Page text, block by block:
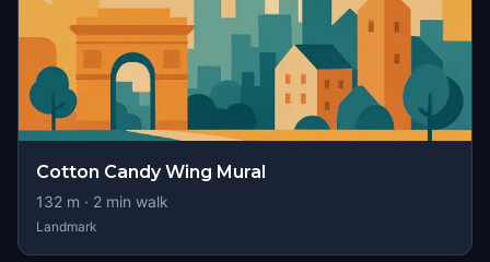
Cotton Candy Wing Mural
132 m · 2 min walk
Landmark